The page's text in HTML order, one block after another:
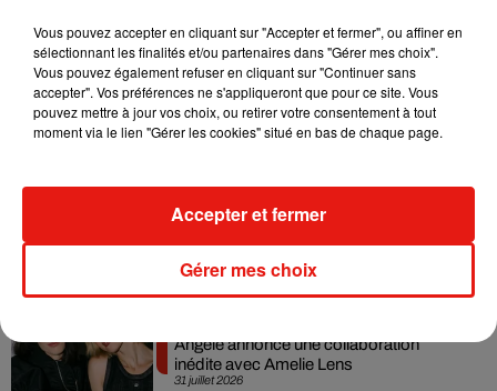
Grand Corps Malade emmène Styleto
en road-trip dans son nouveau clip
album « Petals »
31 juillet 2026
Angèle annonce une collaboration
inédite avec Amelie Lens
Vous pouvez accepter en cliquant sur "Accepter et fermer", ou affiner en
sélectionnant les finalités et/ou partenaires dans "Gérer mes choix".
Vous pouvez également refuser en cliquant sur "Continuer sans
accepter". Vos préférences ne s'appliqueront que pour ce site. Vous
pouvez mettre à jour vos choix, ou retirer votre consentement à tout
moment via le lien "Gérer les cookies" situé en bas de chaque page.
Gérer mes choix
Accepter et fermer